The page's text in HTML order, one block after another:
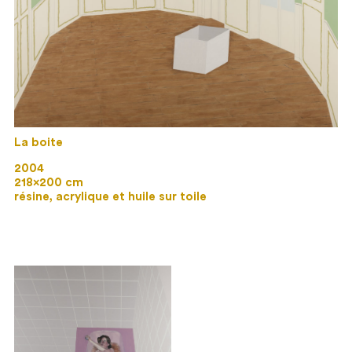
La boite
2004
218×200 cm
résine, acrylique et huile sur toile